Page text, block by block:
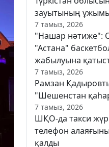
зауытының
7 тамыз, 2026
"Нашар нәтиже":
"Астана"
жабылуына
7 тамыз, 2026
Рамзан
"Шешенстан
7 тамыз, 2026
ШҚО-да такси
телефон
қалды